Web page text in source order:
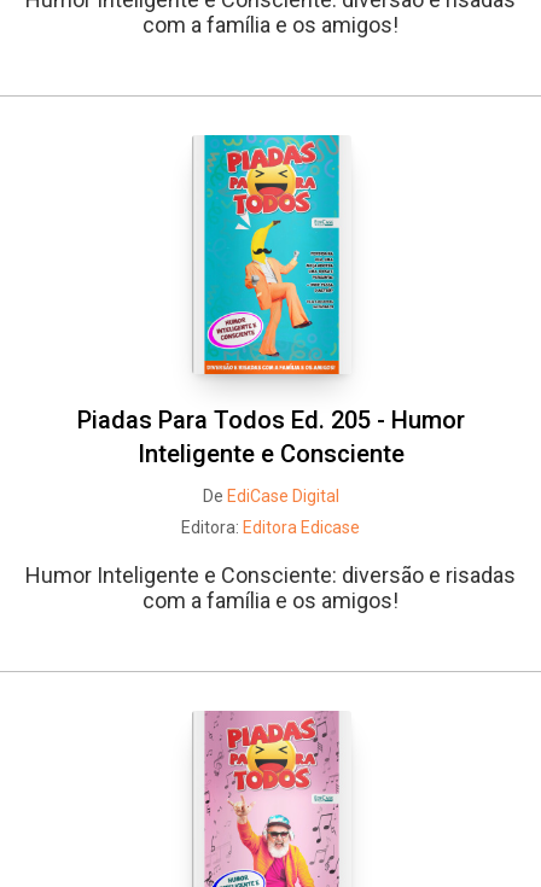
com a família e os amigos!
Piadas Para Todos Ed. 205 - Humor
Inteligente e Consciente
De EdiCase Digital
Editora: Editora Edicase
Humor Inteligente e Consciente: diversão e risadas
com a família e os amigos!